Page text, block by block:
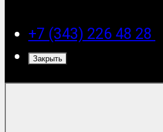
+7 (343) 226 48 28
Закрыть